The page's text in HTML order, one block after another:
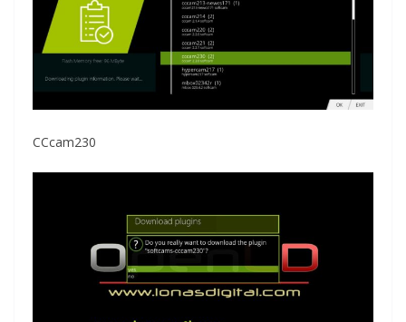
CCcam230